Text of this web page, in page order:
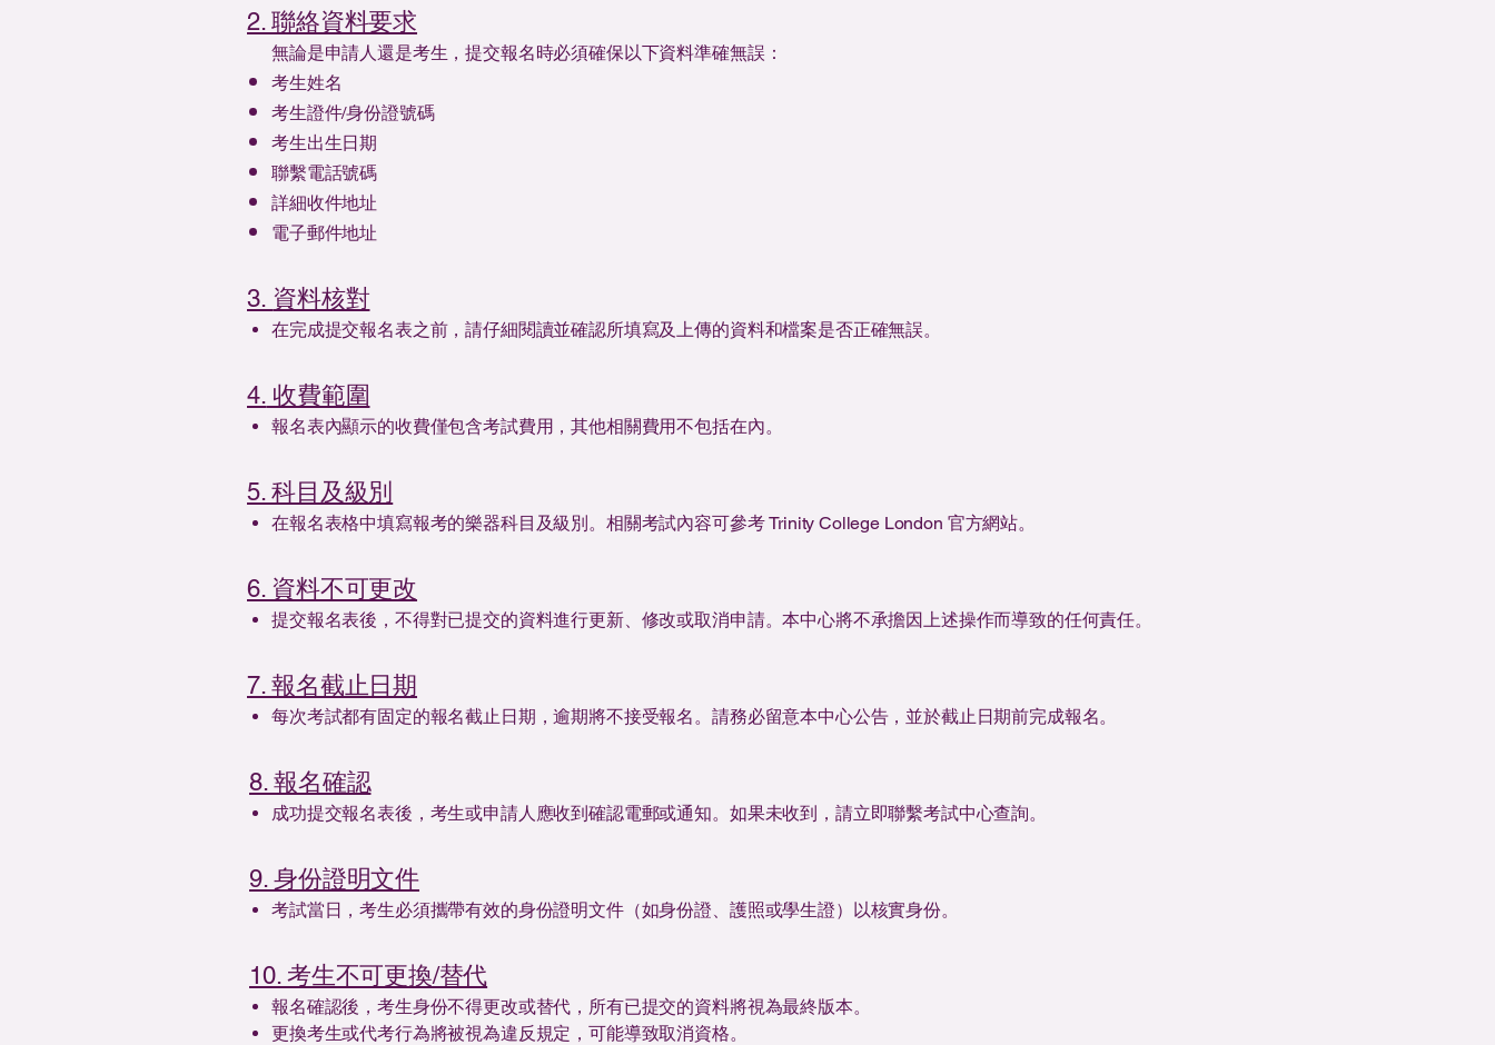
2. 聯絡資料要求
無論是申請人還是考生，提交報名時必須確保以下資料準確無誤：
考生姓名
考生證件/身份證號碼
考生出生日期
聯繫電話號碼
詳細收件地址
電子郵件地址
3. 資料核對
在完成提交報名表之前，請仔細閱讀並確認所填寫及上傳的資料和檔案是否正確無誤。
4. 收費範圍
報名表內顯示的收費僅包含考試費用，其他相關費用不包括在內。
5. 科目及級別
在報名表格中填寫報考的樂器科目及級別。相關考試內容可參考 Trinity College London 官方網站。
6. 資料不可更改
提交報名表後，不得對已提交的資料進行更新、修改或取消申請。本中心將不承擔因上述操作而導致的任何責任。
7. 報名截止日期
每次考試都有固定的報名截止日期，逾期將不接受報名。請務必留意本中心公告，並於截止日期前完成報名。
8. 報名確認
成功提交報名表後，考生或申請人應收到確認電郵或通知。如果未收到，請立即聯繫考試中心查詢。
9. 身份證明文件
考試當日，考生必須攜帶有效的身份證明文件（如身份證、護照或學生證）以核實身份。
10. 考生不可更換/替代
報名確認後，考生身份不得更改或替代，所有已提交的資料將視為最終版本。
更換考生或代考行為將被視為違反規定，可能導致取消資格。